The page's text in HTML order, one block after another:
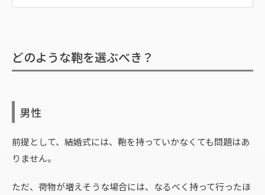
どのような鞄を選ぶべき？
男性
前提として、結婚式には、鞄を持っていかなくても問題はあ
りません。
ただ、荷物が増えそうな場合には、なるべく持って行ったほ